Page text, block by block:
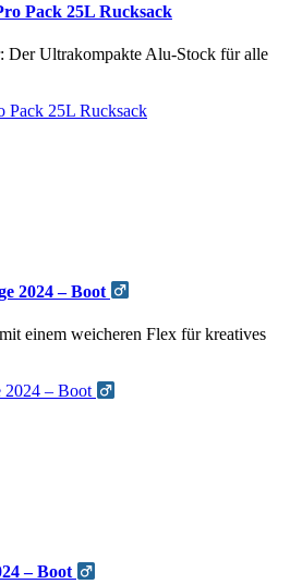
Pack 25L Rucksack
Der Ultrakompakte Alu-Stock für alle
Pack 25L Rucksack
2024 – Boot
einem weicheren Flex für kreatives
2024 – Boot
– Boot